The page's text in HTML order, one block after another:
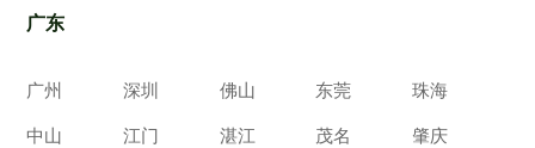
广东
广州 深圳 佛山 东莞 珠海
中山 江门 湛江 茂名 肇庆